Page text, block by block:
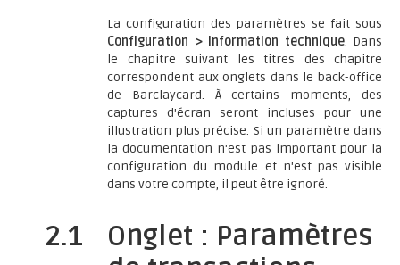
La configuration des paramètres se fait sous
Configuration > Information technique. Dans
le chapitre suivant les titres des chapitre
correspondent aux onglets dans le back-office
de Barclaycard. À certains moments, des
captures d'écran seront incluses pour une
illustration plus précise. Si un paramètre dans
la documentation n'est pas important pour la
configuration du module et n'est pas visible
dans votre compte, il peut être ignoré.
2.1
Onglet : Paramètres